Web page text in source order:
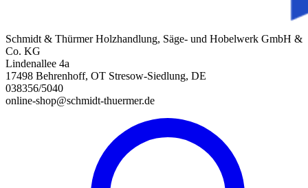
Schmidt & Thürmer Holzhandlung, Säge- und Hobelwerk GmbH &
Co. KG
Lindenallee 4a
17498 Behrenhoff, OT Stresow-Siedlung, DE
038356/5040
online-shop@schmidt-thuermer.de